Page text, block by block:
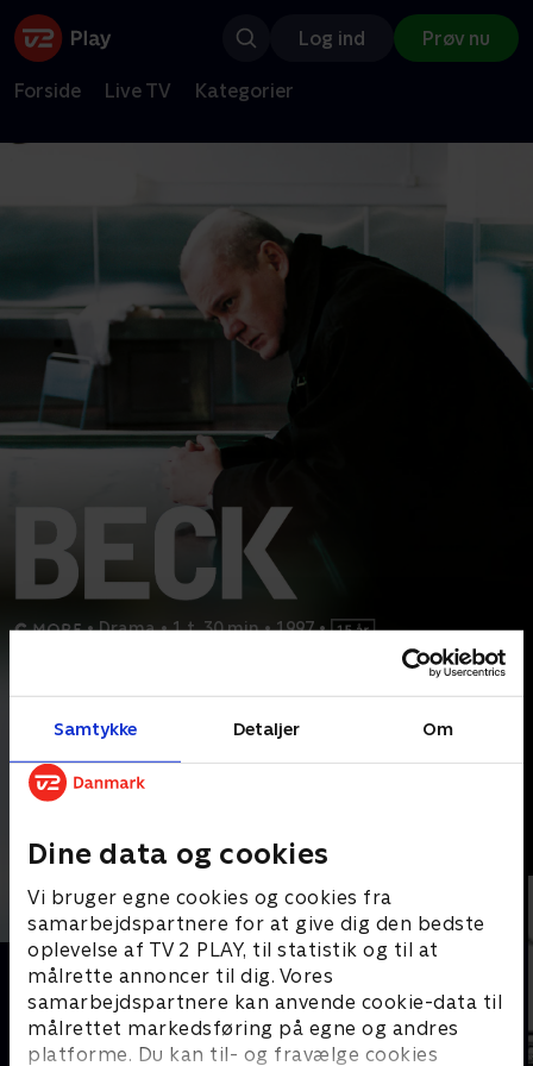
Samtykke Detaljer Om
Dine data og cookies
Vi bruger egne cookies og cookies fra
samarbejdspartnere for at give dig den bedste
oplevelse af TV 2 PLAY, til statistik og til at
målrette annoncer til dig. Vores
samarbejdspartnere kan anvende cookie-data til
målrettet markedsføring på egne og andres
platforme. Du kan til- og fravælge cookies
Log ind Prøv nu
Forside Live TV Kategorier
• Drama • 1 t. 30 min • 1997 •
Da man finder ligene af to indvandrerdrenge, leder Martin Beck
og Stockholms Politi efter en forbindelse, men det
Prøv TV 2 Play*
*Kræver pakken Basis. Administrer dit abonnement på Mit TV 2.
Andre så også